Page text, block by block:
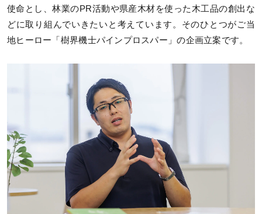
使命とし、林業のPR活動や県産木材を使った木工品の創出な
どに取り組んでいきたいと考えています。そのひとつがご当
地ヒーロー「樹界機士パインプロスパー」の企画立案です。